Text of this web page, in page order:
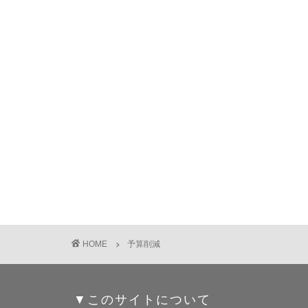
HOME 予算削減
▼このサイトについて